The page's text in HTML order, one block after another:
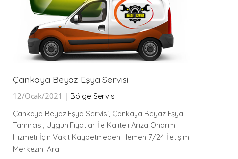
Çankaya Beyaz Eşya Servisi
12/Ocak/2021 | Bölge Servis
Çankaya Beyaz Eşya Servisi, Çankaya Beyaz Eşya
Tamircisi, Uygun Fiyatlar İle Kaliteli Arıza Onarımı
Hizmeti İçin Vakit Kaybetmeden Hemen 7/24 İletişim
Merkezini Ara!